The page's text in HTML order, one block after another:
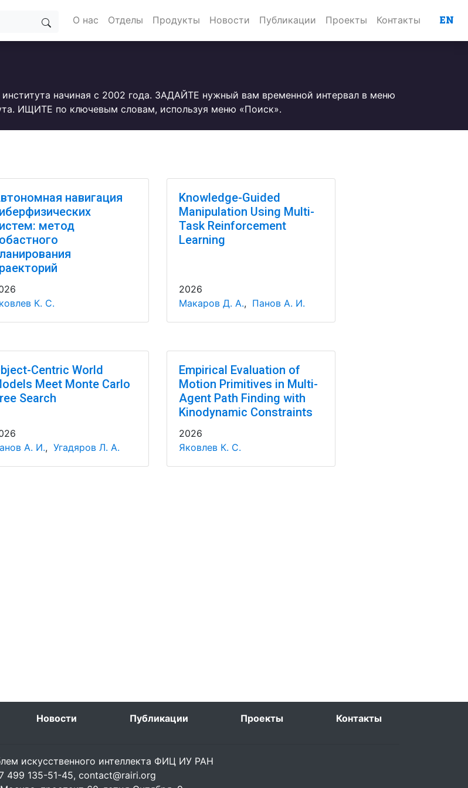
О нас Отделы Продукты Новости Публикации Проекты Контакты EN
начиная с 2002 года. ЗАДАЙТЕ нужный вам временной интервал в меню
ИЩИТЕ по ключевым словам, используя меню «Поиск».
навигация
метод
К. С.
Knowledge-Guided
Manipulation Using Multi-
Task Reinforcement
Learning
2026
Макаров Д. А., Панов А. И.
Centric World
Meet Monte Carlo
Search
А. И., Угадяров Л. А.
Empirical Evaluation of
Motion Primitives in Multi-
Agent Path Finding with
Kinodynamic Constraints
2026
Яковлев К. С.
Новости Публикации Проекты Контакты
искусственного интеллекта ФИЦ ИУ РАН
499 135-51-45, contact@rairi.org